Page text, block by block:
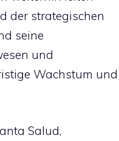
der strategischen
seine
und
Wachstum und
Salud,